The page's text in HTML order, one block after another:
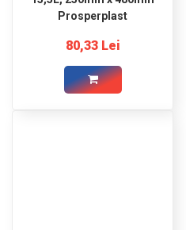
Prosperplast
80,33 Lei